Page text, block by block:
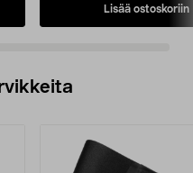
Lisää ostoskoriin